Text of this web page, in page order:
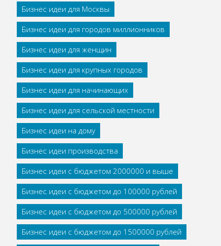
Бизнес идеи для Москвы
Бизнес идеи для городов миллионников
Бизнес идеи для женщин
Бизнес идеи для крупных городов
Бизнес идеи для начинающих
Бизнес идеи для сельской местности
Бизнес идеи на дому
Бизнес идеи производства
Бизнес идеи с бюджетом 2000000 и выше
Бизнес идеи с бюджетом до 100000 рублей
Бизнес идеи с бюджетом до 500000 рублей
Бизнес идеи с бюджетом до 1500000 рублей